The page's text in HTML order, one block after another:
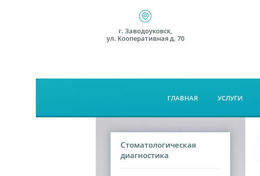
г. Заводоуковск,
ул. Кооперативная д. 70
ГЛАВНАЯ УСЛУГИ
Стоматологическая
диагностика